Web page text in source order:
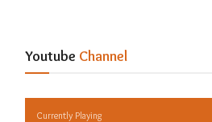
Youtube Channel
Currently Playing